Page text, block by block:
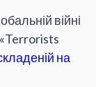
війні
на